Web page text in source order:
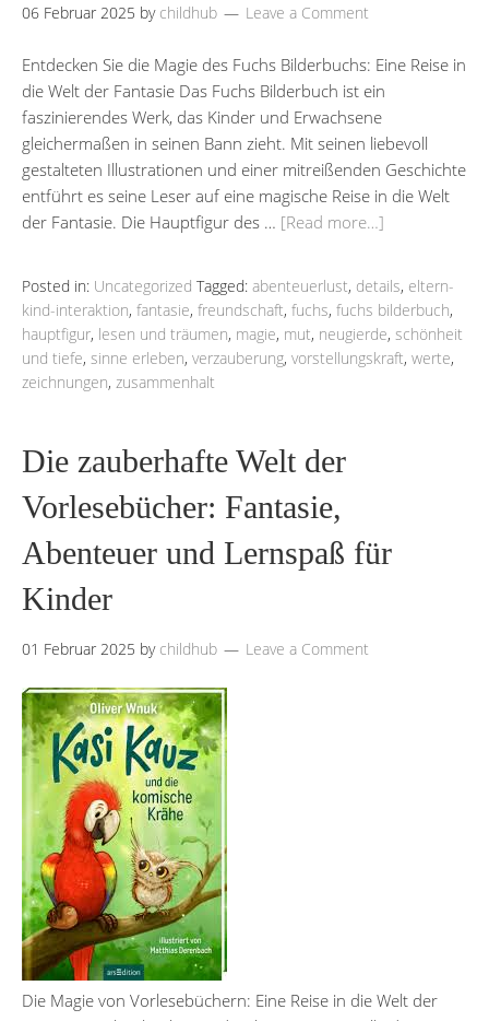
06 Februar 2025 by childhub Leave a Comment
Entdecken Sie die Magie des Fuchs Bilderbuchs: Eine Reise in
die Welt der Fantasie Das Fuchs Bilderbuch ist ein
faszinierendes Werk, das Kinder und Erwachsene
gleichermaßen in seinen Bann zieht. Mit seinen liebevoll
gestalteten Illustrationen und einer mitreißenden Geschichte
entführt es seine Leser auf eine magische Reise in die Welt
der Fantasie. Die Hauptfigur des … [Read more…]
Posted in: Uncategorized Tagged: abenteuerlust, details, eltern-
kind-interaktion, fantasie, freundschaft, fuchs, fuchs bilderbuch,
hauptfigur, lesen und träumen, magie, mut, neugierde, schönheit
und tiefe, sinne erleben, verzauberung, vorstellungskraft, werte,
zeichnungen, zusammenhalt
Die zauberhafte Welt der
Vorlesebücher: Fantasie,
Abenteuer und Lernspaß für
Kinder
01 Februar 2025 by childhub Leave a Comment
Die Magie von Vorlesebüchern: Eine Reise in die Welt der